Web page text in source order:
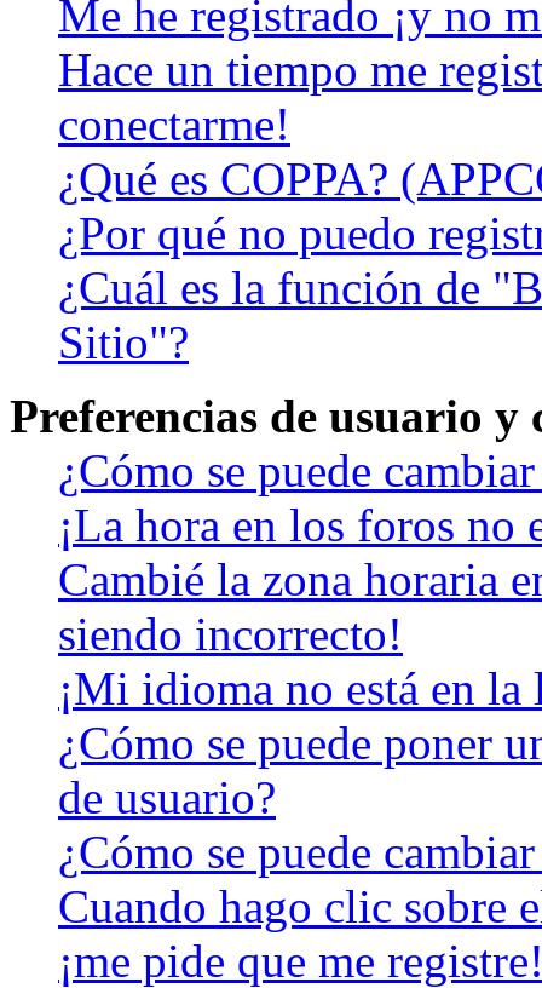
Me he registrado ¡y no
Hace un tiempo me
conectarme!
¿Qué es COPPA?
¿Por qué no puedo
¿Cuál es la función de
Sitio"?
Preferencias de usuario y
¿Cómo se puede
¡La hora en los foros no
Cambié la zona horaria
siendo incorrecto!
¡Mi idioma no está en la
¿Cómo se puede poner
de usuario?
¿Cómo se puede
Cuando hago clic sobre
¡me pide que me